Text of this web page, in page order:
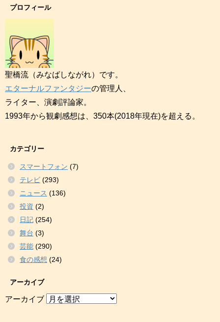
プロフィール
聖橋流（みなばしながれ）です。
エターナルファンタジーの管理人、
ライター、演劇評論家。
1993年から観劇感想は、350本(2018年現在)を超える。
カテゴリー
スマートフォン (7)
テレビ (293)
ニュース (136)
投資 (2)
日記 (254)
舞台 (3)
芸能 (290)
食の感想 (24)
アーカイブ
アーカイブ